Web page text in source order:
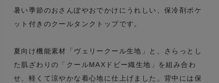
暑い季節のおさんぽやおでかけにうれしい、保冷剤ポケ
ット付きのクールタンクトップです。
夏向け機能素材「ヴェリークール生地」と、さらっとし
た肌ざわりの「クールMAXドビー織生地」を組み合わ
せ、軽くて涼やかな着心地に仕上げました。背中には保